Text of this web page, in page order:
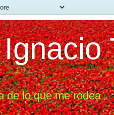
de lo que me rodea